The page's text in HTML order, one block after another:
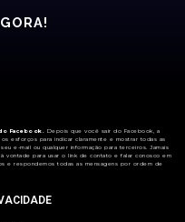
Facebook. Depois que você sair do Facebook, a
esforços para indicar claramente e mostrar todas as
e-mail ou qualquer informação para terceiros. Jamais
vontade para usar o link de contato e falar conosco em
e respondemos todas as mensagens por ordem de